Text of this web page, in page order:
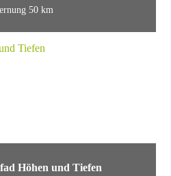
50 km
Höhen und Tiefen